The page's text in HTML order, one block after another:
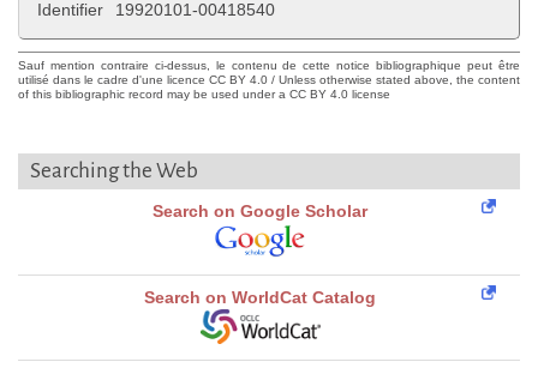
Identifier 19920101-00418540
Sauf mention contraire ci-dessus, le contenu de cette notice bibliographique peut être
utilisé dans le cadre d'une licence CC BY 4.0 / Unless otherwise stated above, the content
of this bibliographic record may be used under a CC BY 4.0 license
Searching the Web
Search on Google Scholar
Search on WorldCat Catalog